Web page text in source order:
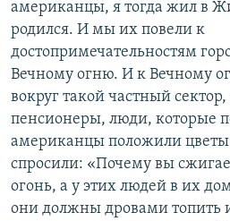
американцы, я тогда жил в
родился. И мы их повели к
достопримечательностям
Вечному огню. И к Вечному
вокруг такой частный
пенсионеры, люди, которые
американцы положили
спросили: «Почему вы
огонь, а у этих людей в их
они должны дровами топить